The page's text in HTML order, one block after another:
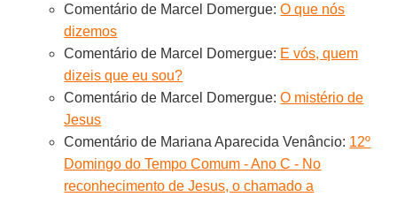
Comentário de Marcel Domergue:O que nós
dizemos
Comentário de Marcel Domergue: E vós, quem
dizeis que eu sou?
Comentário de Marcel Domergue:O mistério de
Jesus
Comentário de Mariana Aparecida Venâncio: 12º
Domingo do Tempo Comum - Ano C - No
reconhecimento de Jesus, o chamado a